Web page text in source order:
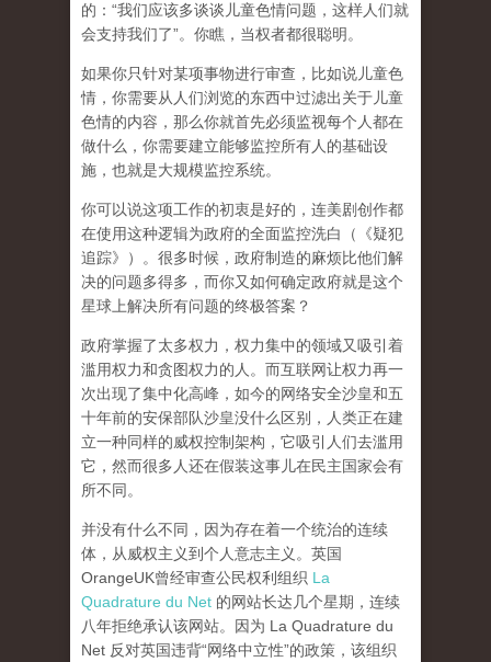
的：“我们应该多谈谈儿童色情问题，这样人们就
会支持我们了”。你瞧，当权者都很聪明。
如果你只针对某项事物进行审查，比如说儿童色
情，你需要从人们浏览的东西中过滤出关于儿童
色情的内容，那么你就首先必须监视每个人都在
做什么，你需要建立能够监控所有人的基础设
施，也就是大规模监控系统。
你可以说这项工作的初衷是好的，连美剧创作都
在使用这种逻辑为政府的全面监控洗白（《疑犯
追踪》）。 很多时候，政府制造的麻烦比他们解
决的问题多得多，而你又如何确定政府就是这个
星球上解决所有问题的终极答案？
政府掌握了太多权力，权力集中的领域又吸引着
滥用权力和贪图权力的人。而互联网让权力再一
次出现了集中化高峰， 如今的网络安全沙皇和五
十年前的安保部队沙皇没什么区别，人类正在建
立一种同样的威权控制架构，它吸引人们去滥用
它，然而很多人还在假装这事儿在民主国家会有
所不同。
并没有什么不同，因为存在着一个统治的连续
体，从威权主义到个人意志主义。英国
OrangeUK曾经审查公民权利组织 La
Quadrature du Net 的网站长达几个星期，连续
八年拒绝承认该网站。因为 La Quadrature du
Net 反对英国违背“网络中立性”的政策，该组织